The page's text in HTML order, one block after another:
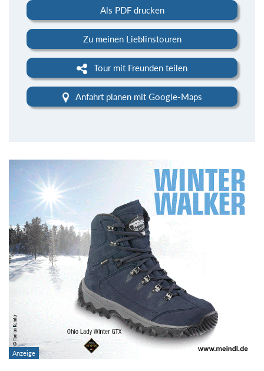
Als PDF drucken
Zu meinen Lieblinstouren
Tour mit Freunden teilen
Anfahrt planen mit Google-Maps